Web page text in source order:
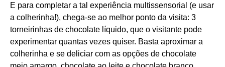
E para completar a tal experiência multissensorial (e usar
a colherinha!), chega-se ao melhor ponto da visita: 3
torneirinhas de chocolate líquido, que o visitante pode
experimentar quantas vezes quiser. Basta aproximar a
colherinha e se deliciar com as opções de chocolate